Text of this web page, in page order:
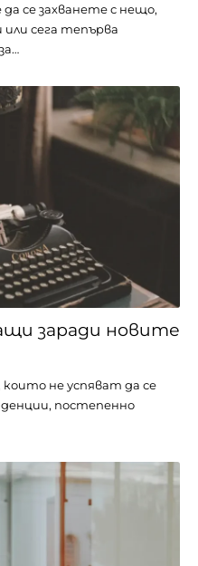
се захванете с нещо,
сега тепърва
заради новите
не успяват да се
постепенно